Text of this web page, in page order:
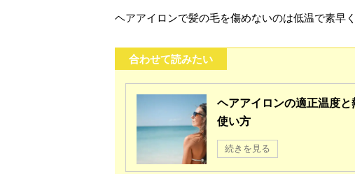
ヘアアイロンで髪の毛を傷めないのは低温で素早
合わせて読みたい
ヘアアイロンの適正温度
使い方
続きを見る